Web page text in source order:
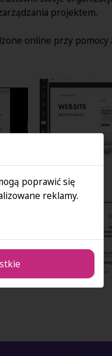
projektem.
online przy pomocy
poprawić się
reklamy.